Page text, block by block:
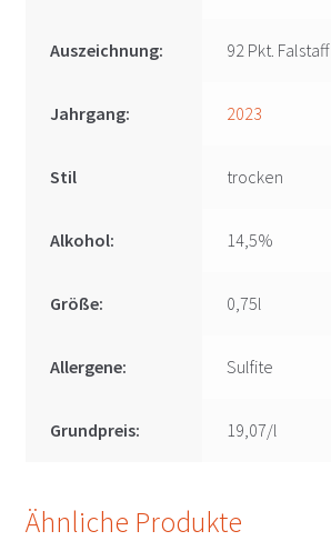
Auszeichnung: 92 Pkt. Falstaff
Jahrgang: 2023
Stil trocken
Alkohol: 14,5%
Größe: 0,75l
Allergene: Sulfite
Grundpreis: 19,07/l
Ähnliche Produkte